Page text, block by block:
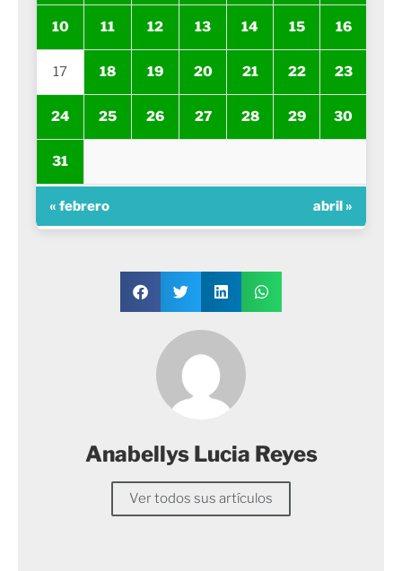
10 11 12 13 14 15 16
17 18 19 20 21 22 23
24 25 26 27 28 29 30
31
« febrero abril »
Anabellys Lucia Reyes
Ver todos sus artículos